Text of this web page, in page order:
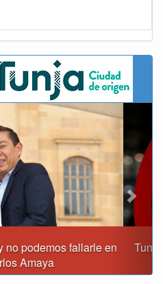
la venta de licor, el uso de
actividades